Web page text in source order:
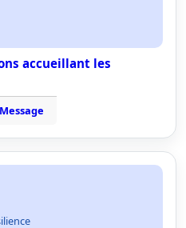
accueillant les